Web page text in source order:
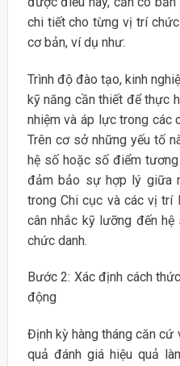
chi tiết cho từng vị trí
cơ bản, ví dụ như:
Trình độ đào tạo, kinh
kỹ năng cần thiết để thực
nhiệm và áp lực trong các
Trên cơ sở những yếu tố
hệ số hoặc số điểm
đảm bảo sự hợp lý giữa
trong Chi cục và các vị trí
cân nhắc kỹ lưỡng đến
chức danh.
Bước 2: Xác định cách
động
Định kỳ hàng tháng căn
quả đánh giá hiệu quả